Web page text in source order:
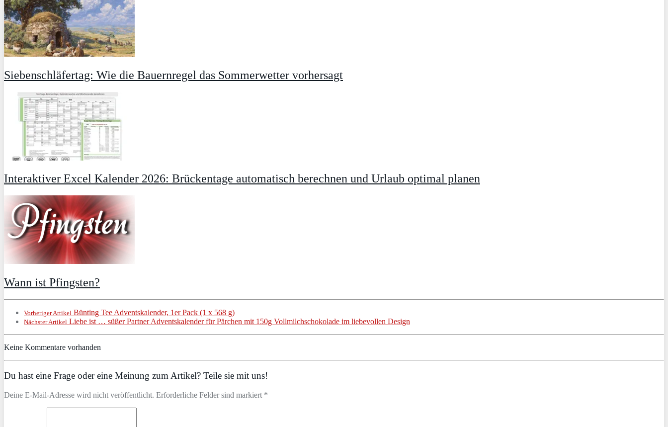
Siebenschläfertag: Wie die Bauernregel das Sommerwetter vorhersagt
Interaktiver Excel Kalender 2026: Brückentage automatisch berechnen und Urlaub optimal planen
Wann ist Pfingsten?
Vorheriger Artikel Bünting Tee Adventskalender, 1er Pack (1 x 568 g)
Nächster Artikel Liebe ist … süßer Partner Adventskalender für Pärchen mit 150g Vollmilchschokolade im liebevollen Design
Keine Kommentare vorhanden
Du hast eine Frage oder eine Meinung zum Artikel? Teile sie mit uns!
Deine E-Mail-Adresse wird nicht veröffentlicht. Erforderliche Felder sind markiert *